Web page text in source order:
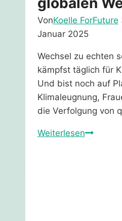
VonKoelle ForFuture
Januar 2025
Wechsel zu echten
kämpfst täglich für
Und bist noch auf
Klimaleugnung,
die Verfolgung von
WeiterlesenMach